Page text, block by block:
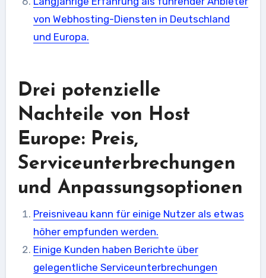
von Webhosting-Diensten in Deutschland
und Europa.
Drei potenzielle
Nachteile von Host
Europe: Preis,
Serviceunterbrechungen
und Anpassungsoptionen
Preisniveau kann für einige Nutzer als etwas
höher empfunden werden.
Einige Kunden haben Berichte über
gelegentliche Serviceunterbrechungen